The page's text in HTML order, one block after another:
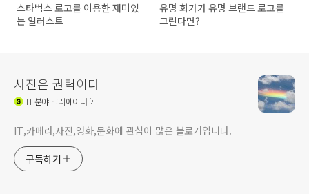
스타벅스 로고를 이용한 재미있
는 일러스트
유명 화가가 유명 브랜드 로고를
그린다면?
사진은 권력이다
IT분야 크리에이터
IT,카메라,사진,영화,문화에 관심이 많은 블로거입니다.
구독하기